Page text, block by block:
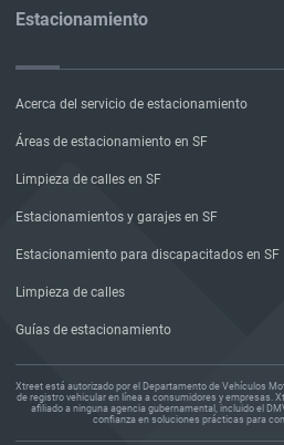
Estacionamiento
Acerca del servicio de estacionamiento
Áreas de estacionamiento en SF
Limpieza de calles en SF
Estacionamientos y garajes en SF
Estacionamiento para discapacitados en SF
Limpieza de calles
Guías de estacionamiento
Xtreet está autorizado por el Departamento de Vehículos
de registro vehicular en línea a consumidores y empresas.
afiliado a ninguna agencia gubernamental, incluido el
confianza en soluciones prácticas para